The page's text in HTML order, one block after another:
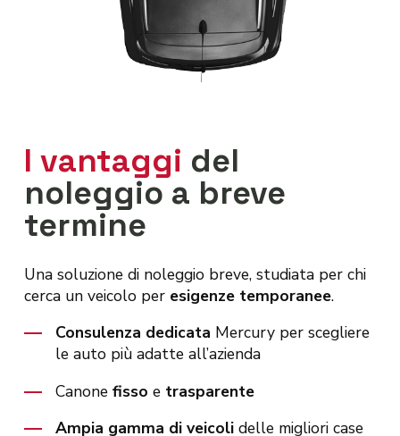
I vantaggi del
noleggio a breve
termine
Una soluzione di noleggio breve, studiata per chi
cerca un veicolo per esigenze temporanee.
Consulenza dedicata Mercury per scegliere
le auto più adatte all’azienda
Canone fisso e trasparente
Ampia gamma di veicolidelle migliori case